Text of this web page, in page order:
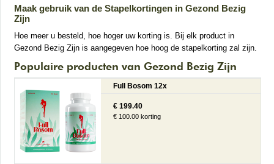
Maak gebruik van de Stapelkortingen in Gezond Bezig
Zijn
Hoe meer u besteld, hoe hoger uw korting is. Bij elk product in
Gezond Bezig Zijn is aangegeven hoe hoog de stapelkorting zal zijn.
Populaire producten van Gezond Bezig Zijn
Full Bosom 12x
€ 199.40
€ 100.00 korting